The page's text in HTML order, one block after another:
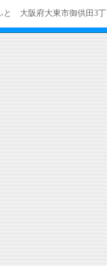
と 大阪府大東市御供田3